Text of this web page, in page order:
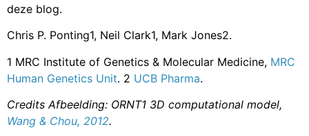
deze blog.
Chris P. Ponting1, Neil Clark1, Mark Jones2.
1 MRC Institute of Genetics & Molecular Medicine, MRC
Human Genetics Unit. 2 UCB Pharma.
Credits Afbeelding: ORNT1 3D computational model,
Wang & Chou, 2012.